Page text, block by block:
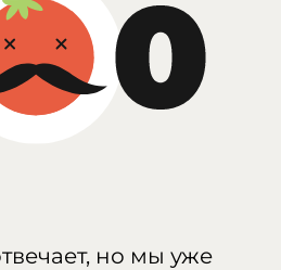
но мы уже